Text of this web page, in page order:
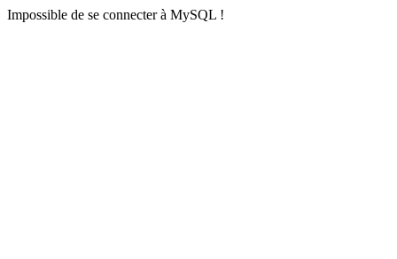
Impossible de se connecter à MySQL !